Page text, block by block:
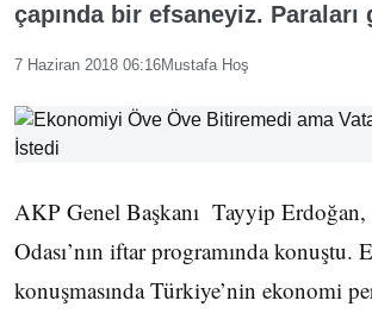
çapında bir efsaneyiz. Paraları
7 Haziran 2018 06:16Mustafa Hoş
AKP Genel Başkanı Tayyip
Odası’nın iftar programında konuştu.
konuşmasında Türkiye’nin ekonomi